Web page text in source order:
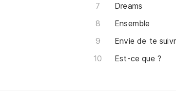
Dreams
Ensemble
Envie de te
Est-ce que ?